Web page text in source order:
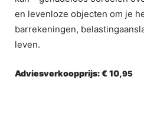
en levenloze objecten om je
barrekeningen,
leven.
Adviesverkoopprijs:€ 10,95